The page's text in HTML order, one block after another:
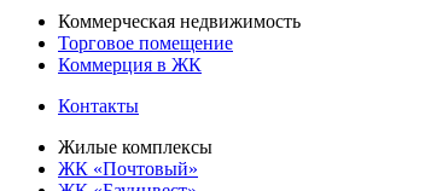
Коммерческая недвижимость
Торговое помещение
Коммерция в ЖК
Контакты
Жилые комплексы
ЖК «Почтовый»